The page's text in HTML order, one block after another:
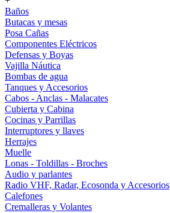
Baños
Butacas y mesas
Posa Cañas
Componentes Eléctricos
Defensas y Boyas
Vajilla Náutica
Bombas de agua
Tanques y Accesorios
Cabos - Anclas - Malacates
Cubierta y Cabina
Cocinas y Parrillas
Interruptores y llaves
Herrajes
Muelle
Lonas - Toldillas - Broches
Audio y parlantes
Radio VHF, Radar, Ecosonda y Accesorios
Calefones
Cremalleras y Volantes